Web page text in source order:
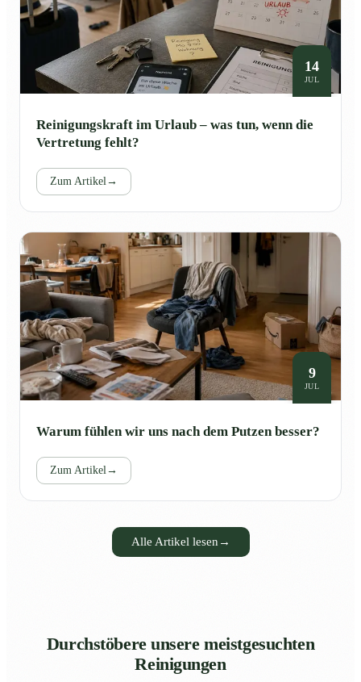
14
JUL
Reinigungskraft im Urlaub – was tun, wenn die
Vertretung fehlt?
Zum Artikel→
9
JUL
Warum fühlen wir uns nach dem Putzen besser?
Zum Artikel→
Alle Artikel lesen →
Durchstöbere unsere meistgesuchten
Reinigungen